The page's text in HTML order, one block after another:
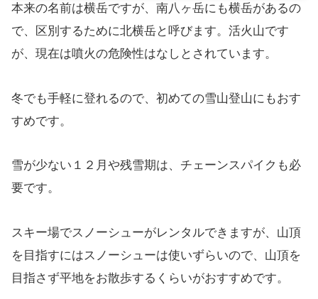
本来の名前は横岳ですが、南八ヶ岳にも横岳があるの
で、区別するために北横岳と呼びます。活火山です
が、現在は噴火の危険性はなしとされています。
冬でも手軽に登れるので、初めての雪山登山にもおす
すめです。
雪が少ない１２月や残雪期は、チェーンスパイクも必
要です。
スキー場でスノーシューがレンタルできますが、山頂
を目指すにはスノーシューは使いずらいので、山頂を
目指さず平地をお散歩するくらいがおすすめです。